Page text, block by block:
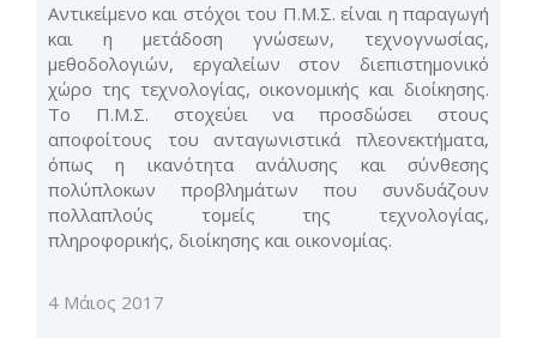
Αντικείμενο και στόχοι του Π.Μ.Σ. είναι η παραγωγή
και η μετάδοση γνώσεων, τεχνογνωσίας,
μεθοδολογιών, εργαλείων στον διεπιστημονικό
χώρο της τεχνολογίας, οικονομικής και διοίκησης.
Το Π.Μ.Σ. στοχεύει να προσδώσει στους
αποφοίτους του ανταγωνιστικά πλεονεκτήματα,
όπως η ικανότητα ανάλυσης και σύνθεσης
πολύπλοκων προβλημάτων που συνδυάζουν
πολλαπλούς τομείς της τεχνολογίας,
πληροφορικής, διοίκησης και οικονομίας.
4 Μάιος 2017